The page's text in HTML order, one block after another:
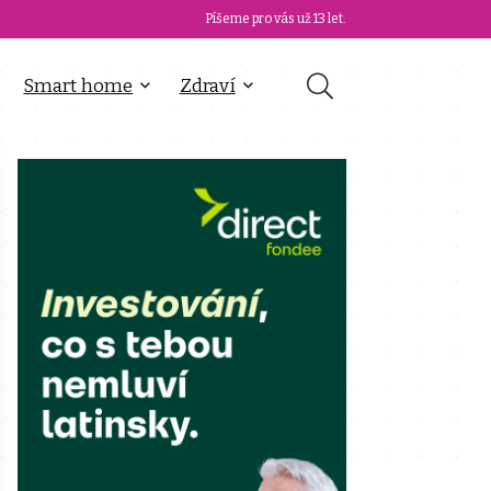
Píšeme pro vás už 13 let.
Smart home Zdraví